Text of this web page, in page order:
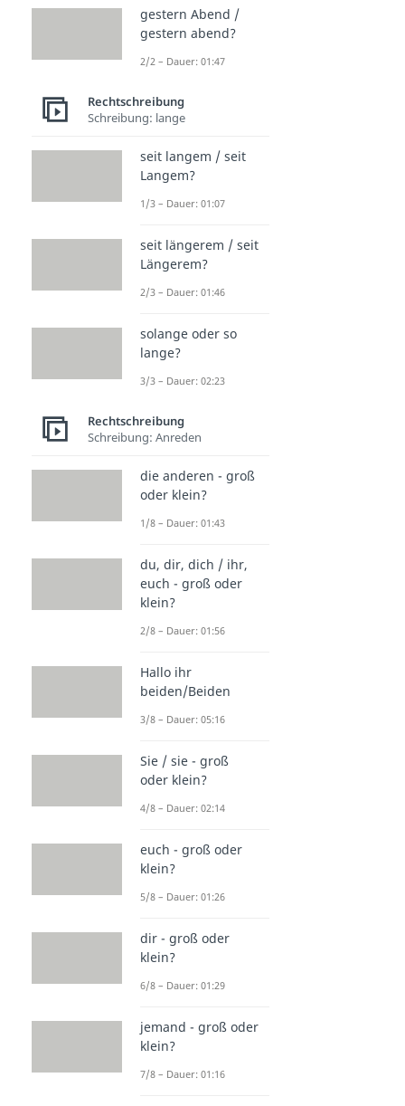
gestern Abend /
gestern abend?
2/2 – Dauer: 01:47
Rechtschreibung
Schreibung: lange
seit langem / seit
Langem?
1/3 – Dauer: 01:07
seit längerem / seit
Längerem?
2/3 – Dauer: 01:46
solange oder so
lange?
3/3 – Dauer: 02:23
Rechtschreibung
Schreibung: Anreden
die anderen - groß
oder klein?
1/8 – Dauer: 01:43
du, dir, dich / ihr,
euch - groß oder
klein?
2/8 – Dauer: 01:56
Hallo ihr
beiden/Beiden
3/8 – Dauer: 05:16
Sie / sie - groß
oder klein?
4/8 – Dauer: 02:14
euch - groß oder
klein?
5/8 – Dauer: 01:26
dir - groß oder
klein?
6/8 – Dauer: 01:29
jemand - groß oder
klein?
7/8 – Dauer: 01:16